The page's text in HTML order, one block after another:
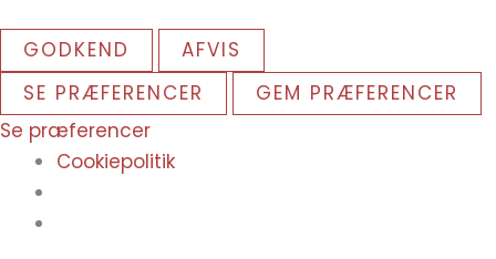
GODKEND
AFVIS
SE PRÆFERENCER
GEM PRÆFERENCER
Se præferencer
Cookiepolitik